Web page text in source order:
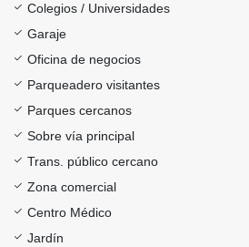
Colegios / Universidades
Garaje
Oficina de negocios
Parqueadero visitantes
Parques cercanos
Sobre vía principal
Trans. público cercano
Zona comercial
Centro Médico
Jardín